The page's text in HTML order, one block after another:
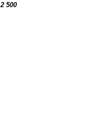
2 500